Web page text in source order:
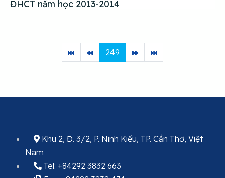
ĐHCT năm học 2013-2014
249
Khu 2, Đ. 3/2, P. Ninh Kiều, TP. Cần Thơ, Việt
Nam
Tel: +84292 3832 663